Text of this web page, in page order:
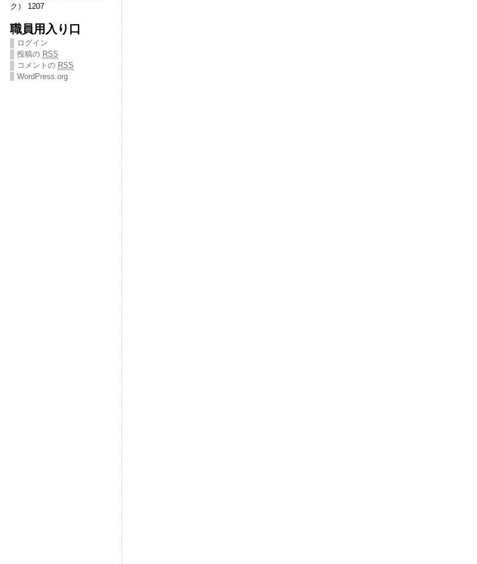
ク） 1207
職員用入り口
ログイン
投稿の RSS
コメントの RSS
WordPress.org